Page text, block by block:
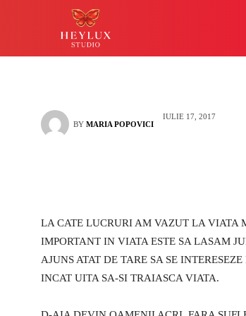
fac la
BY MARIA POPOVICI
IULIE 17, 2017
LA CATE LUCRURI AM VAZUT LA VIATA
IMPORTANT IN VIATA ESTE SA LASAM
AJUNS ATAT DE TARE SA SE
INCAT UITA SA-SI TRAIASCA VIATA.